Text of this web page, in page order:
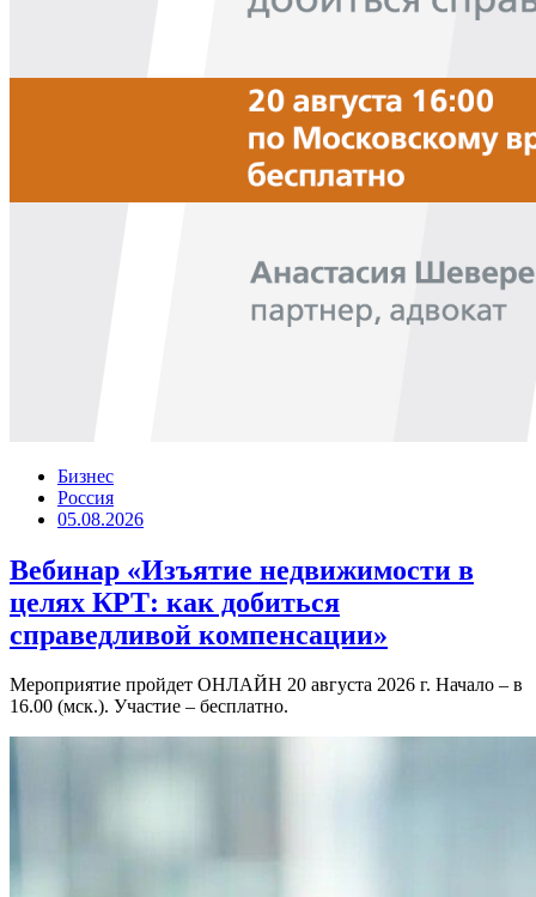
Бизнес
Россия
05.08.2026
Вебинар «Изъятие недвижимости в
целях КРТ: как добиться
справедливой компенсации»
Мероприятие пройдет ОНЛАЙН 20 августа 2026 г. Начало – в
16.00 (мск.). Участие – бесплатно.